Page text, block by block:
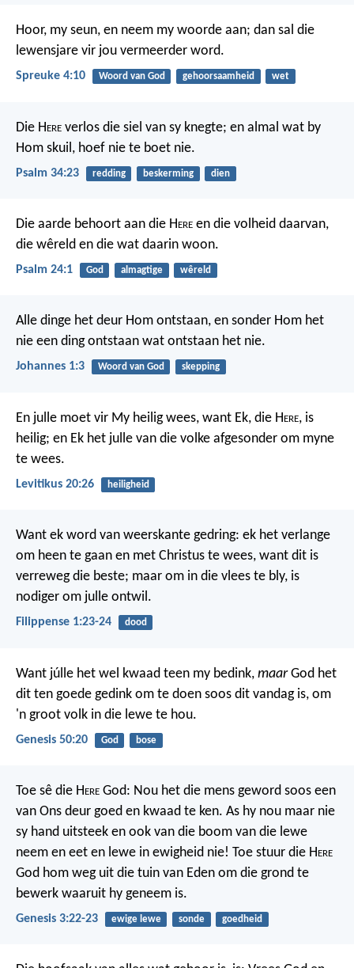
Hoor, my seun, en neem my woorde aan; dan sal die
lewensjare vir jou vermeerder word.
Spreuke 4:10 Woord van God gehoorsaamheid wet
Die Here verlos die siel van sy knegte; en almal wat by
Hom skuil, hoef nie te boet nie.
Psalm 34:23 redding beskerming dien
Die aarde behoort aan die Here en die volheid daarvan,
die wêreld en die wat daarin woon.
Psalm 24:1 God almagtige wêreld
Alle dinge het deur Hom ontstaan, en sonder Hom het
nie een ding ontstaan wat ontstaan het nie.
Johannes 1:3 Woord van God skepping
En julle moet vir My heilig wees, want Ek, die Here, is
heilig; en Ek het julle van die volke afgesonder om myne
te wees.
Levitikus 20:26 heiligheid
Want ek word van weerskante gedring: ek het verlange
om heen te gaan en met Christus te wees, want dit is
verreweg die beste; maar om in die vlees te bly, is
nodiger om julle ontwil.
Filippense 1:23-24 dood
Want júlle het wel kwaad teen my bedink, maarGod het
dit ten goede gedink om te doen soos dit vandag is, om
'n groot volk in die lewe te hou.
Genesis 50:20 God bose
Toe sê die Here God: Nou het die mens geword soos een
van Ons deur goed en kwaad te ken. As hy nou maar nie
sy hand uitsteek en ook van die boom van die lewe
neem en eet en lewe in ewigheid nie! Toe stuur die Here
God hom weg uit die tuin van Eden om die grond te
bewerk waaruit hy geneem is.
Genesis 3:22-23 ewige lewe sonde goedheid